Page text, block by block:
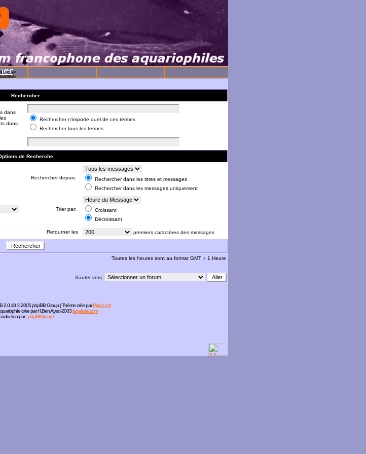
Rechercher
dans
dans
Rechercher n'importe quel de ces termes
Rechercher tous les termes
de Recherche
Rechercher depuis:
Rechercher dans les titres et messages
Rechercher dans les messages uniquement
Trier par:
Croissant
Décroissant
Retourner les premiers caractères des messages
Toutes les heures sont au format GMT + 1 Heure
Sauter vers:
2.0.18 © 2005 phpBB Group | Thème crée parPigne.net
crée par H.Ben Ayed-2003lagalaxie.com
par :phpBB-fr.com